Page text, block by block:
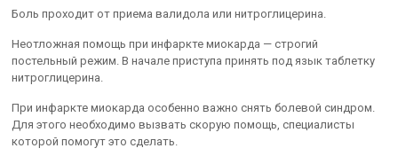
Боль проходит от приема валидола или нитроглицерина.
Неотложная помощь при инфаркте миокарда — строгий
постельный режим. В начале приступа принять под язык таблетку
нитроглицерина.
При инфаркте миокарда особенно важно снять болевой синдром.
Для этого необходимо вызвать скорую помощь, специалисты
которой помогут это сделать.